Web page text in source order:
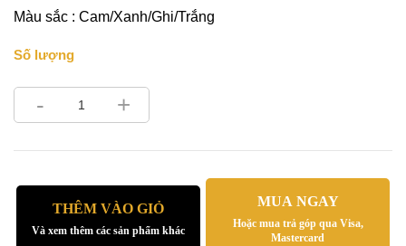
Màu sắc : Cam/Xanh/Ghi/Trắng
Số lượng
- +
THÊM VÀO GIỎ
Và xem thêm các sản phẩm khác
MUA NGAY
Hoặc mua trả góp qua Visa,
Mastercard